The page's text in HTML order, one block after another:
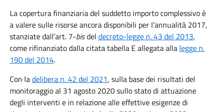
La copertura finanziaria del suddetto importo complessivo è
a valere sulle risorse ancora disponibili per l’annualità 2017,
stanziate dall’art. 7-bisdel decreto-legge n. 43 del 2013,
come rifinanziato dalla citata tabella E allegata alla legge n.
190 del 2014.
Con ladelibera n. 42 del 2021, sulla base dei risultati del
monitoraggio al 31 agosto 2020 sullo stato di attuazione
degli interventi e in relazione alle effettive esigenze di